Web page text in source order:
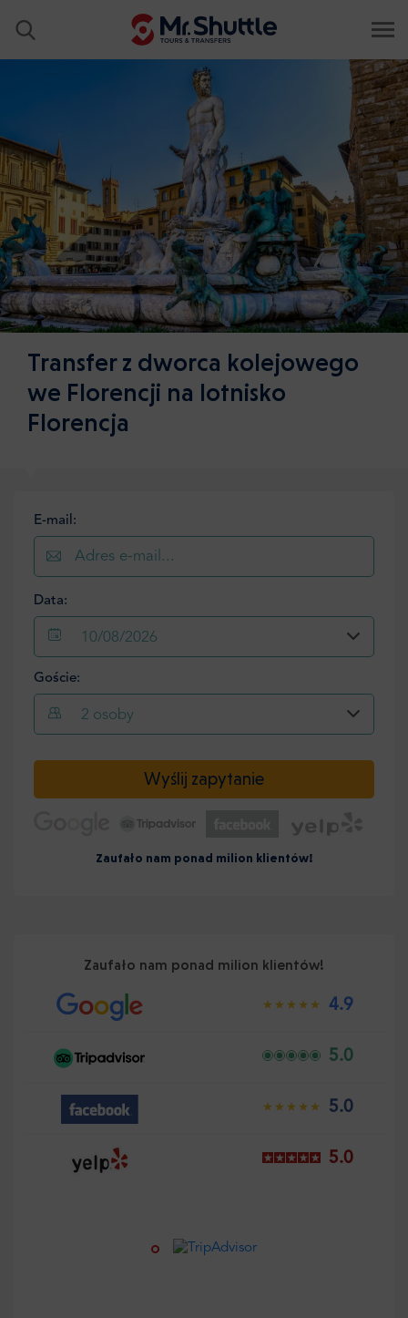
Transfer z dworca kolejowego
we Florencji na lotnisko
Florencja
E-mail:
Data:
10/08/2026
Goście:
2 osoby
Wyślij zapytanie
Zaufało nam ponad milion klientów!
Zaufało nam ponad milion klientów!
4.9
5.0
5.0
5.0